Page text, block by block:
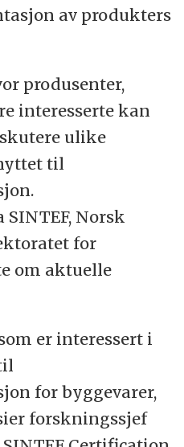
av produkters
produsenter,
interesserte kan
ulike
til
Norsk
for
om aktuelle
er interessert i
for byggevarer,
forskningssjef